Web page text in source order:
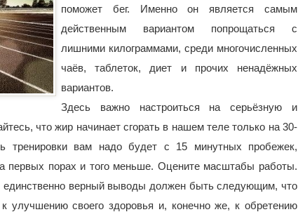
поможет бег. Именно он является самым
действенным вариантом попрощаться с
лишними килограммами, среди многочисленных
чаёв, таблеток, диет и прочих ненадёжных
вариантов.
Здесь важно настроиться на серьёзную и
что жир начинает сгорать в нашем теле только на 30-
тренировки вам надо будет с 15 минутных пробежек,
первых порах и того меньше. Оцените масштабы работы.
верный выводы должен быть следующим, что
улучшению своего здоровья и, конечно же, к обретению